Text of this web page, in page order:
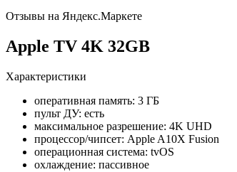
Отзывы на Яндекс.Маркете
Apple TV 4K 32GB
Характеристики
оперативная память: 3 ГБ
пульт ДУ: есть
максимальное разрешение: 4K UHD
процессор/чипсет: Apple A10X Fusion
операционная система: tvOS
охлаждение: пассивное